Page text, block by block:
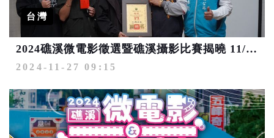
台灣
2024礁溪微電影徵選暨礁溪攝影比賽揭曉 11/25頒獎總獎金逾30萬元
2024-11-27 09:15